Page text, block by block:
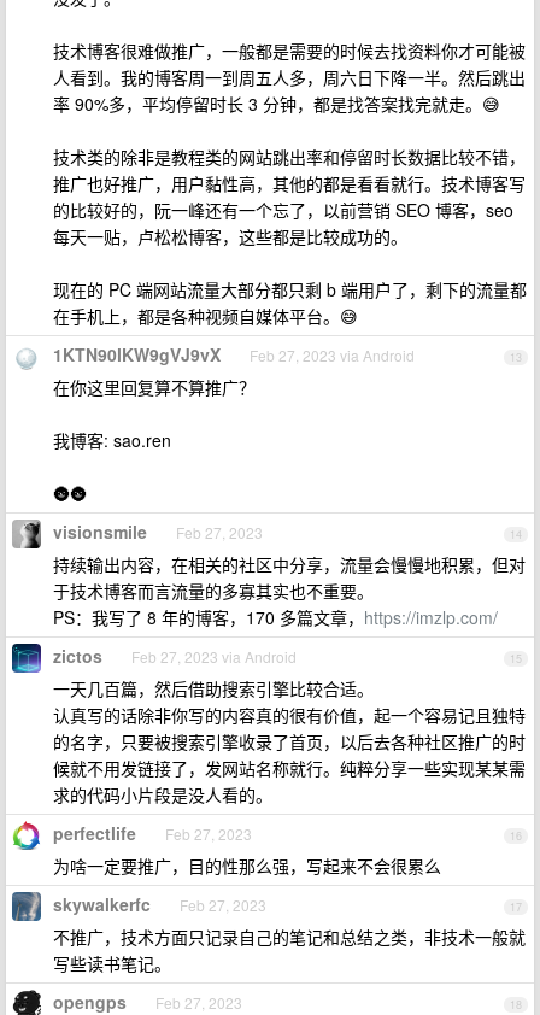
技术博客很难做推广，一般都是需要的时候去找资料你才可能被
人看到。我的博客周一到周五人多，周六日下降一半。然后跳出
率 90%多，平均停留时长 3 分钟，都是找答案找完就走。😅
技术类的除非是教程类的网站跳出率和停留时长数据比较不错，
推广也好推广，用户黏性高，其他的都是看看就行。技术博客写
的比较好的，阮一峰还有一个忘了，以前营销 SEO 博客，seo
每天一贴，卢松松博客，这些都是比较成功的。
现在的 PC 端网站流量大部分都只剩 b 端用户了，剩下的流量都
在手机上，都是各种视频自媒体平台。😅
13
1KTN90lKW9gVJ9vX Feb 27, 2023 via Android
在你这里回复算不算推广？
我博客: sao.ren
🌚🌚
14
visionsmile Feb 27, 2023
持续输出内容，在相关的社区中分享，流量会慢慢地积累，但对
于技术博客而言流量的多寡其实也不重要。
PS：我写了 8 年的博客，170 多篇文章， https://imzlp.com/
15
zictos Feb 27, 2023 via Android
一天几百篇，然后借助搜索引擎比较合适。
认真写的话除非你写的内容真的很有价值，起一个容易记且独特
的名字，只要被搜索引擎收录了首页，以后去各种社区推广的时
候就不用发链接了，发网站名称就行。纯粹分享一些实现某某需
求的代码小片段是没人看的。
16
perfectlife Feb 27, 2023
为啥一定要推广，目的性那么强，写起来不会很累么
17
skywalkerfc Feb 27, 2023
不推广，技术方面只记录自己的笔记和总结之类，非技术一般就
写些读书笔记。
18
opengps Feb 27, 2023